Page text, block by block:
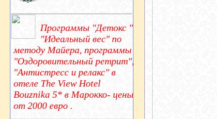
Программы "Детокс "
"Идеальный вес" по
методу Майера, программы
"Оздоровительный ретрит",
"Антистресс и релакс" в
отеле The View Hotel
Bouznika 5* в Марокко- цены
от 2000 евро .